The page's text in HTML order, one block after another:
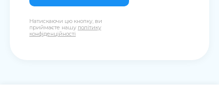
Натискаючи цю кнопку, ви
приймаєте нашу політику
конфіденційності